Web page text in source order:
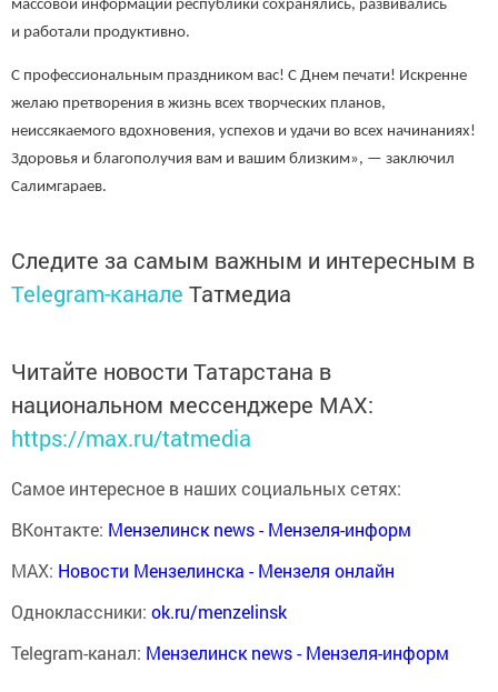
массовой информации республики сохранялись, развивались
и работали продуктивно.
С профессиональным праздником вас! С Днем печати! Искренне
желаю претворения в жизнь всех творческих планов,
неиссякаемого вдохновения, успехов и удачи во всех начинаниях!
Здоровья и благополучия вам и вашим близким», — заключил
Салимгараев.
Следите за самым важным и интересным в
Telegram-канале Татмедиа
Читайте новости Татарстана в
национальном мессенджере MАХ:
https://max.ru/tatmedia
Самое интересное в наших социальных сетях:
ВКонтакте: Мензелинск news - Мензеля-информ
MAX: Новости Мензелинска - Мензеля онлайн
Одноклассники: ok.ru/menzelinsk
Telegram-канал: Мензелинск news - Мензеля-информ